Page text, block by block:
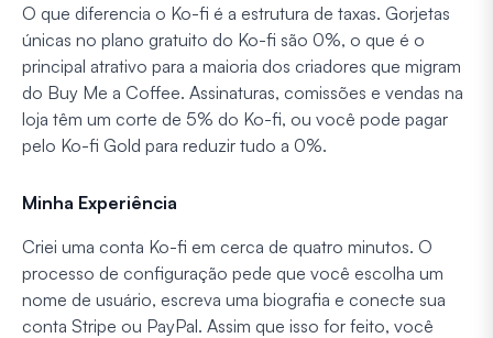
O que diferencia o Ko-fi é a estrutura de taxas. Gorjetas
únicas no plano gratuito do Ko-fi são 0%, o que é o
principal atrativo para a maioria dos criadores que migram
do Buy Me a Coffee. Assinaturas, comissões e vendas na
loja têm um corte de 5% do Ko-fi, ou você pode pagar
pelo Ko-fi Gold para reduzir tudo a 0%.
Minha Experiência
Criei uma conta Ko-fi em cerca de quatro minutos. O
processo de configuração pede que você escolha um
nome de usuário, escreva uma biografia e conecte sua
conta Stripe ou PayPal. Assim que isso for feito, você